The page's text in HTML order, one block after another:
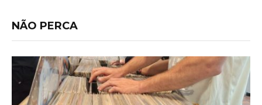
NÃO PERCA